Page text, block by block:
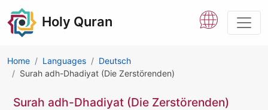
Holy Quran
Home Languages
Deutsch
Surah adh-Dhadiyat (Die Zerstörenden)
Surah adh-Dhadiyat (Die Zerstörenden)